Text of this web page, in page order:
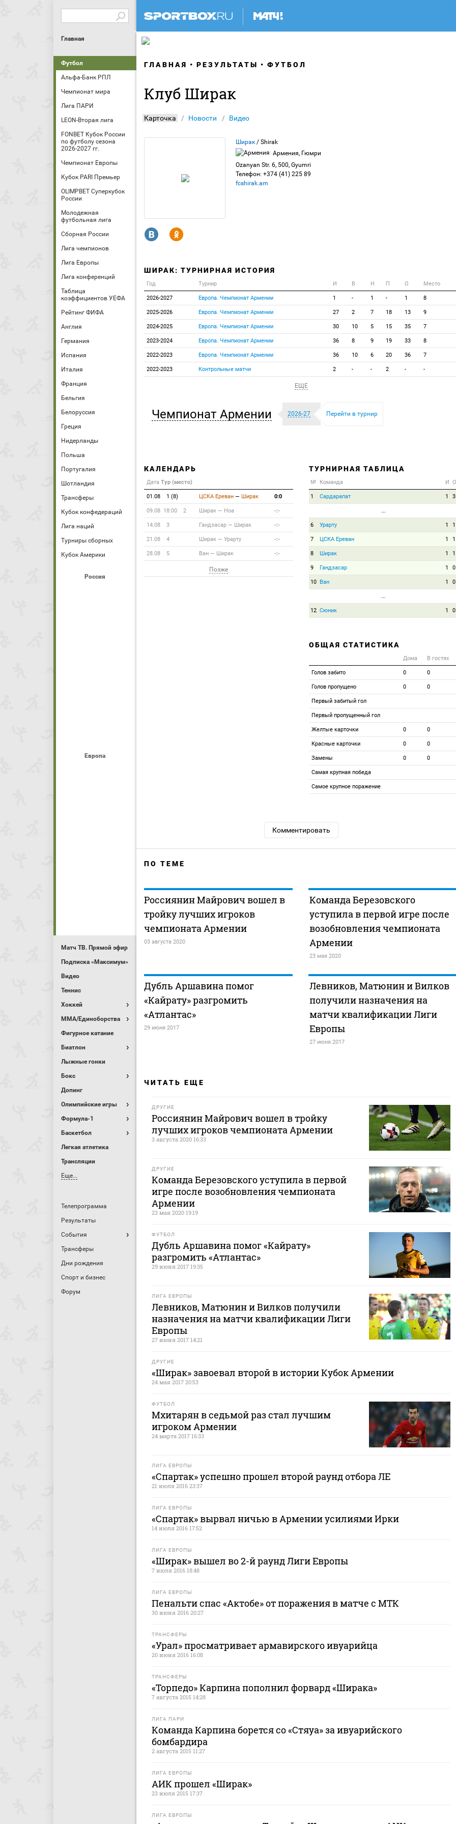
Главная
Футбол
Альфа-Банк РПЛ
Чемпионат мира
Лига ПАРИ
LEON-Вторая лига
FONBET Кубок России
по футболу сезона
2026-2027 гг.
Чемпионат Европы
Кубок PARI Премьер
OLIMPBET Суперкубок
России
Молодежная
футбольная лига
Сборная России
Лига чемпионов
Лига Европы
Лига конференций
Таблица
коэффициентов УЕФА
Рейтинг ФИФА
Англия
Германия
Испания
Италия
Франция
Бельгия
Белоруссия
Греция
Нидерланды
Польша
Португалия
Шотландия
Трансферы
Кубок конфедераций
Лига наций
Турниры сборных
Кубок Америки
Россия
Европа
Матч ТВ. Прямой эфир
Подписка «Максимум»
Видео
Теннис
Хоккей
MMA/Единоборства
Фигурное катание
Биатлон
Лыжные гонки
Бокс
Допинг
Олимпийские игры
Формула-1
Баскетбол
Легкая атлетика
Трансляции
Еще...
Телепрограмма
Результаты
События
Трансферы
Дни рождения
Спорт и бизнес
Форум
ГЛАВНАЯ РЕЗУЛЬТАТЫ ФУТБОЛ
Клуб Ширак
Карточка Новости Видео
Ширак / Shirak
Армения, Гюмри
Ozanyan Str. 6, 500, Gyumri
Телефон: +374 (41) 225 89
fcshirak.am
R Y
ШИРАК: ТУРНИРНАЯ ИСТОРИЯ
Год Турнир И В Н П О Место
2026-2027 Европа. Чемпионат Армении 1 - 1 - 1 8
2025-2026 Европа. Чемпионат Армении 27 2 7 18 13 9
2024-2025 Европа. Чемпионат Армении 30 10 5 15 35 7
2023-2024 Европа. Чемпионат Армении 36 8 9 19 33 8
2022-2023 Европа. Чемпионат Армении 36 10 6 20 36 7
2022-2023 Контрольные матчи 2 - - 2 - -
ЕЩЕ
Чемпионат Армении 2026-27 Перейти в турнир
КАЛЕНДАРЬ
Дата Тур (место)
01.08 1 (8) ЦСКА Ереван — Ширак 0:0
09.08 18:00 2 Ширак — Ноа -:-
14.08 3 Гандзасар — Ширак -:-
21.08 4 Ширак — Урарту -:-
28.08 5 Ван — Ширак -:-
Позже
ТУРНИРНАЯ ТАБЛИЦА
№ Команда И О
1 Сардарапат 1 3
...
6 Урарту 1 1
7 ЦСКА Ереван 1 1
8 Ширак 1 1
9 Гандзасар 1 0
10 Ван 1 0
...
12 Сюник 1 0
ОБЩАЯ СТАТИСТИКА
Дома В гостях
Голов забито 0 0
Голов пропущено 0 0
Первый забитый гол
Первый пропущенный гол
Желтые карточки 0 0
Красные карточки 0 0
Замены 0 0
Самая крупная победа
Самое крупное поражение
Комментировать
ПО ТЕМЕ
Россиянин Майрович вошел в
тройку лучших игроков
чемпионата Армении
03 августа 2020
Команда Березовского
уступила в первой игре после
возобновления чемпионата
Армении
23 мая 2020
Дубль Аршавина помог
«Кайрату» разгромить
«Атлантас»
29 июня 2017
Левников, Матюнин и Вилков
получили назначения на
матчи квалификации Лиги
Европы
27 июня 2017
ЧИТАТЬ ЕЩЕ
ДРУГИЕ
Россиянин Майрович вошел в тройку
лучших игроков чемпионата Армении
3 августа 2020 16:33
ДРУГИЕ
Команда Березовского уступила в первой
игре после возобновления чемпионата
Армении
23 мая 2020 19:19
ФУТБОЛ
Дубль Аршавина помог «Кайрату»
разгромить «Атлантас»
29 июня 2017 19:35
ЛИГА ЕВРОПЫ
Левников, Матюнин и Вилков получили
назначения на матчи квалификации Лиги
Европы
27 июня 2017 14:21
ДРУГИЕ
«Ширак» завоевал второй в истории Кубок Армении
24 мая 2017 20:53
ФУТБОЛ
Мхитарян в седьмой раз стал лучшим
игроком Армении
24 марта 2017 16:33
ЛИГА ЕВРОПЫ
«Спартак» успешно прошел второй раунд отбора ЛЕ
21 июля 2016 23:37
ЛИГА ЕВРОПЫ
«Спартак» вырвал ничью в Армении усилиями Ирки
14 июля 2016 17:52
ЛИГА ЕВРОПЫ
«Ширак» вышел во 2-й раунд Лиги Европы
7 июля 2016 18:48
ЛИГА ЕВРОПЫ
Пенальти спас «Актобе» от поражения в матче с МТК
30 июня 2016 20:27
ТРАНСФЕРЫ
«Урал» просматривает армавирского ивуарийца
20 июня 2016 16:08
ТРАНСФЕРЫ
«Торпедо» Карпина пополнил форвард «Ширака»
7 августа 2015 14:28
ЛИГА ПАРИ
Команда Карпина борется со «Стяуа» за ивуарийского
бомбардира
2 августа 2015 11:27
ЛИГА ЕВРОПЫ
АИК прошел «Ширак»
23 июля 2015 17:37
ЛИГА ЕВРОПЫ